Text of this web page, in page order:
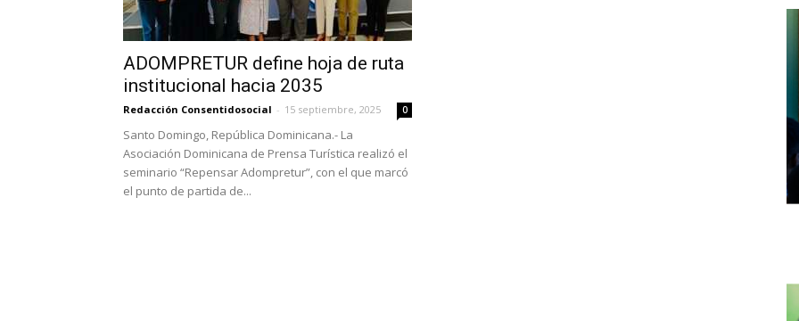
ADOMPRETUR define hoja de ruta
institucional hacia 2035
Redacción Consentidosocial - 15 septiembre, 2025 0
Santo Domingo, República Dominicana.- La
Asociación Dominicana de Prensa Turística realizó el
seminario “Repensar Adompretur”, con el que marcó
el punto de partida de...